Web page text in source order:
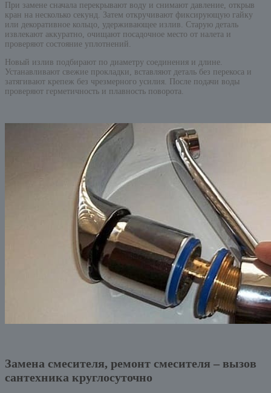
При замене сначала перекрывают воду и снимают давление, открыв
кран на несколько секунд. Затем откручивают фиксирующую гайку
или декоративное кольцо, удерживающее излив. Старую деталь
извлекают аккуратно, очищают посадочное место от налета и
проверяют состояние уплотнений.
Новый излив подбирают по диаметру соединения и длине.
Устанавливают свежие прокладки, вставляют деталь без перекоса и
затягивают крепеж без чрезмерного усилия. После подачи воды
проверяют герметичность и плавность поворота.
Замена смесителя, ремонт смесителя – вызов
сантехника круглосуточно